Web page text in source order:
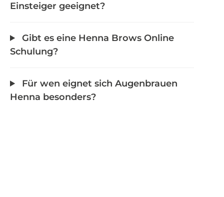
Einsteiger geeignet?
Gibt es eine Henna Brows Online
Schulung?
Für wen eignet sich Augenbrauen
Henna besonders?